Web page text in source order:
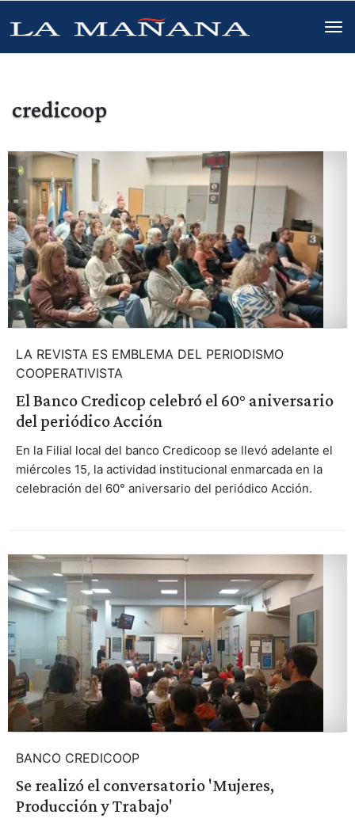
credicoop
LA REVISTA ES EMBLEMA DEL PERIODISMO
COOPERATIVISTA
El Banco Credicop celebró el 60° aniversario
del periódico Acción
En la Filial local del banco Credicoop se llevó adelante el
miércoles 15, la actividad institucional enmarcada en la
celebración del 60° aniversario del periódico Acción.
BANCO CREDICOOP
Se realizó el conversatorio 'Mujeres,
Producción y Trabajo'